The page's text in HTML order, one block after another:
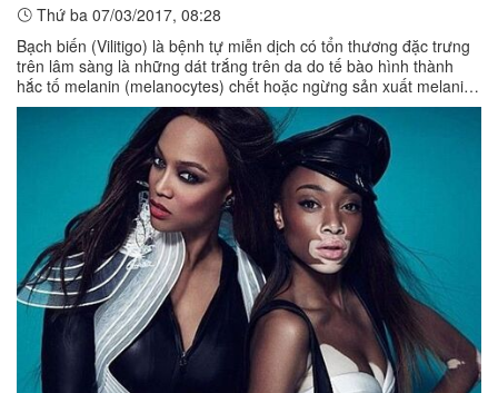
Thứ ba 07/03/2017, 08:28
Bạch biến (Vilitigo) là bệnh tự miễn dịch có tổn thương đặc trưng
trên lâm sàng là những dát trắng trên da do tế bào hình thành
hắc tố melanin (melanocytes) chết hoặc ngừng sản xuất melanin
(sắc tố ...